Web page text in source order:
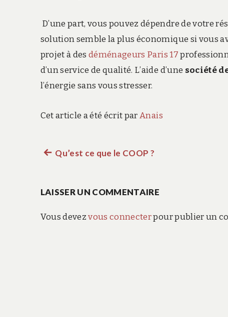
D’une part, vous pouvez dépendre de votre
solution semble la plus économique si vous
projet à des déménageurs Paris 17
d’un service de qualité. L’aide d’une société
l’énergie sans vous stresser.
Cet article a été écrit parAnais
Navigation
de
l’article
Article
Qu’est ce que le COOP ?
LAISSER UN COMMENTAIRE
Vous devezvous connecterpour publier un